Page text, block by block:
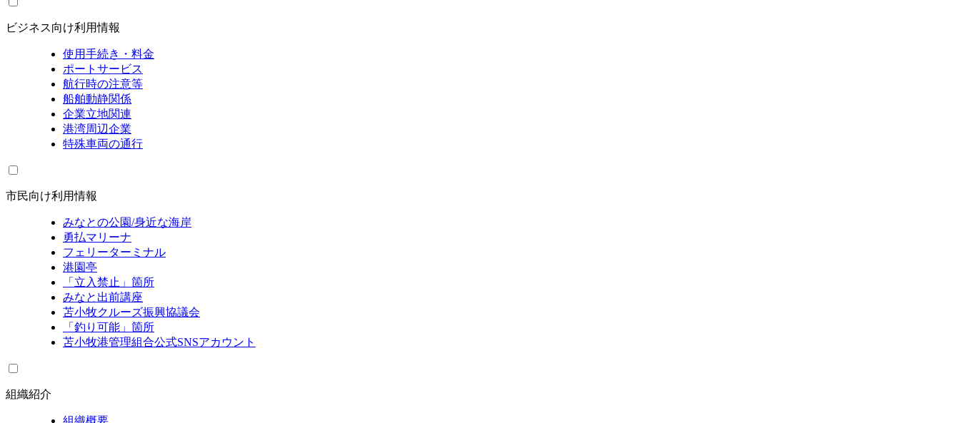
ビジネス向け利用情報
使用手続き・料金
ポートサービス
航行時の注意等
船舶動静関係
企業立地関連
港湾周辺企業
特殊車両の通行
市民向け利用情報
みなとの公園/身近な海岸
勇払マリーナ
フェリーターミナル
港園亭
「立入禁止」箇所
みなと出前講座
苫小牧クルーズ振興協議会
「釣り可能」箇所
苫小牧港管理組合公式SNSアカウント
組織紹介
組織概要